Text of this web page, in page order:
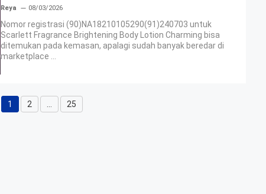
Reya 08/03/2026
Nomor registrasi (90)NA18210105290(91)240703 untuk
Scarlett Fragrance Brightening Body Lotion Charming bisa
ditemukan pada kemasan, apalagi sudah banyak beredar di
marketplace ...
Halaman
1 Halaman
2 … Halaman
25